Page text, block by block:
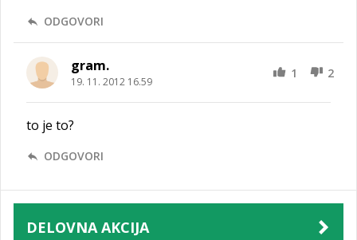
ODGOVORI
gram.
19. 11. 2012 16.59
1 2
to je to?
ODGOVORI
DELOVNA AKCIJA